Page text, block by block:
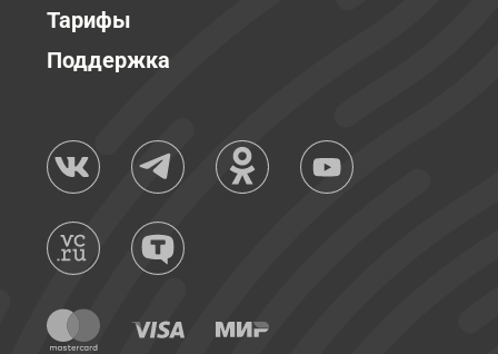
Тарифы
Поддержка